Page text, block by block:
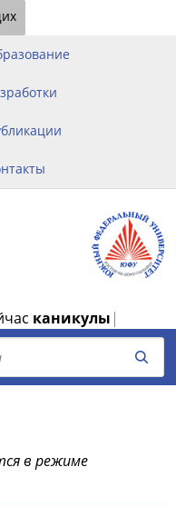
каникулы |
в режиме